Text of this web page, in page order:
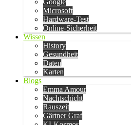
Google
Microsoft
Hardware-Test
Online-Sicherheit
Wissen
History
Gesundheit
Daten
Karten
Blogs
Emma Amour
Nachtschicht
Rauszeit
Gärtner Graf